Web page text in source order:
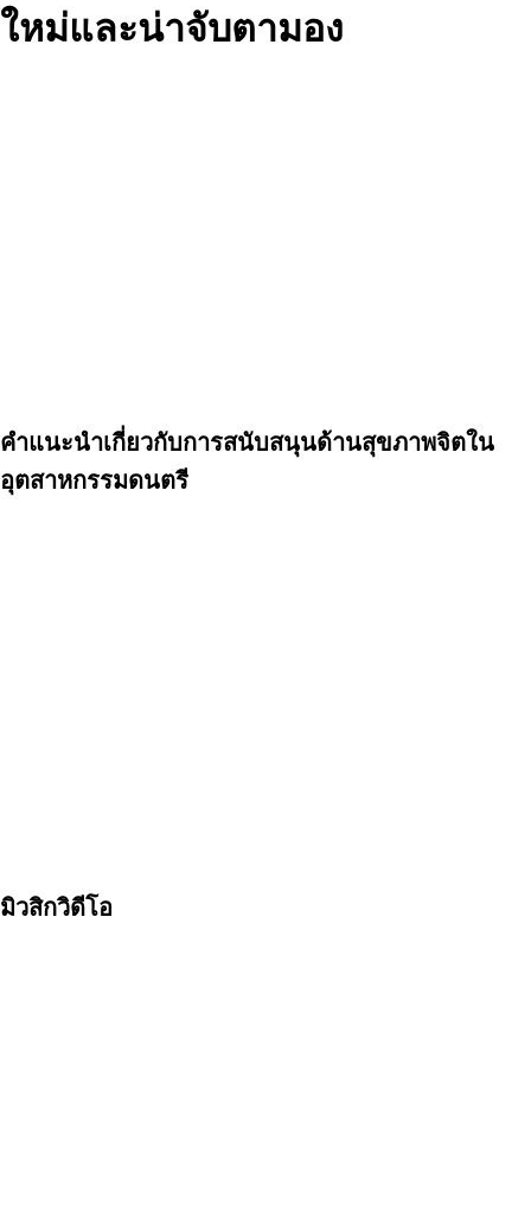
ใหม่และน่าจับตามอง
คำแนะนำเกี่ยวกับการสนับสนุนด้านสุขภาพจิตใน
อุตสาหกรรมดนตรี
มิวสิกวิดีโอ